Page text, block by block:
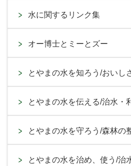
水に関するリンク集
オー博士とミーとズー
とやまの水を知ろう/おいし
とやまの水を伝える/治水・
とやまの水を守ろう/森林の
とやまの水を治め、使う/治